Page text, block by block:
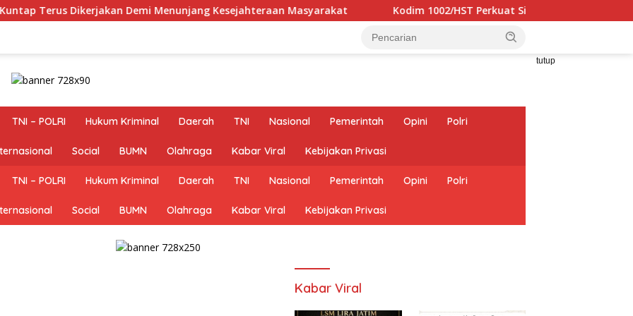
Dikerjakan Demi Menunjang Kesejahteraan Masyarakat Kodim 1002/HST Perkuat Silaturahmi Lewat Safari Jumat di
tutup
TNI – POLRI Hukum Kriminal Daerah TNI Nasional Pemerintah Opini Polri
Social BUMN Olahraga Kabar Viral Kebijakan Privasi
TNI – POLRI Hukum Kriminal Daerah TNI Nasional Pemerintah Opini Polri
Social BUMN Olahraga Kabar Viral Kebijakan Privasi
Kabar Viral